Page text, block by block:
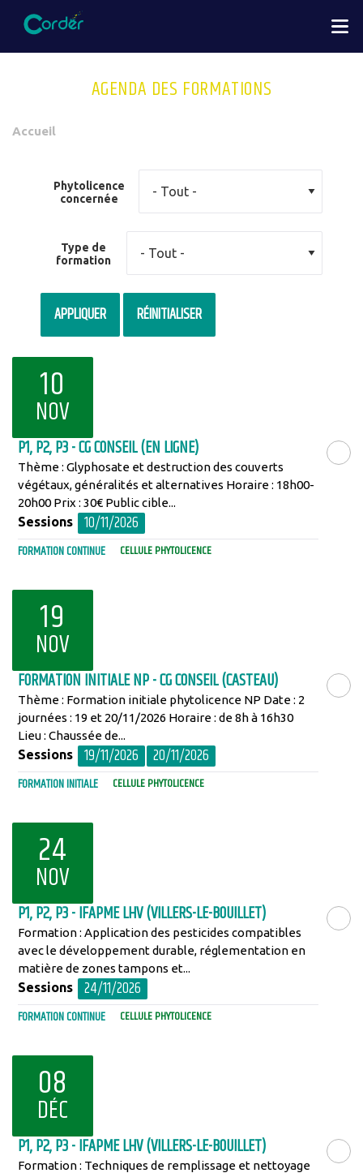
Aller
contenu
AGENDA DES FORMATIONS
You
Accueil
Phytolicence
concernée
Type de
formation
APPLIQUER RÉINITIALISER
10
NOV
LIRE LA
P1, P2, P3 - CG CONSEIL (EN LIGNE)
Thème : Glyphosate et destruction des couverts
végétaux, généralités et alternatives Horaire : 18h00-
20h00 Prix : 30€ Public cible...
Sessions 10/11/2026
FORMATION CONTINUE CELLULE PHYTOLICENCE
19
NOV
LIRE LA
FORMATION INITIALE NP - CG CONSEIL (CASTEAU)
Thème : Formation initiale phytolicence NP Date : 2
journées : 19 et 20/11/2026 Horaire : de 8h à 16h30
Lieu : Chaussée de...
Sessions 19/11/2026 20/11/2026
FORMATION INITIALE CELLULE PHYTOLICENCE
24
NOV
LIRE LA
P1, P2, P3 - IFAPME LHV (VILLERS-LE-BOUILLET)
Formation : Application des pesticides compatibles
avec le développement durable, réglementation en
matière de zones tampons et...
Sessions 24/11/2026
FORMATION CONTINUE CELLULE PHYTOLICENCE
08
DÉC
LIRE LA
P1, P2, P3 - IFAPME LHV (VILLERS-LE-BOUILLET)
Formation : Techniques de remplissage et nettoyage